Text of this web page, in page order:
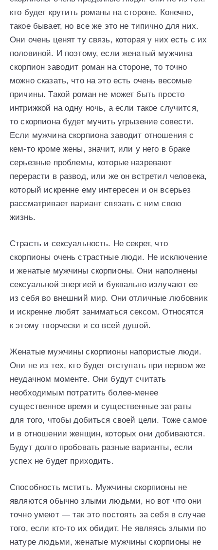
кто будет крутить романы на стороне. Конечно,
такое бывает, но все же это не типично для них.
Они очень ценят ту связь, которая у них есть с их
половиной. И поэтому, если женатый мужчина
скорпион заводит роман на стороне, то точно
можно сказать, что на это есть очень весомые
причины. Такой роман не может быть просто
интрижкой на одну ночь, а если такое случится,
то скорпиона будет мучить угрызение совести.
Если мужчина скорпиона заводит отношения с
кем-то кроме жены, значит, или у него в браке
серьезные проблемы, которые назревают
перерасти в развод, или же он встретил человека,
который искренне ему интересен и он всерьез
рассматривает вариант связать с ним свою
жизнь.
Страсть и сексуальность. Не секрет, что
скорпионы очень страстные люди. Не исключение
и женатые мужчины скорпионы. Они наполнены
сексуальной энергией и буквально излучают ее
из себя во внешний мир. Они отличные любовник
и искренне любят заниматься сексом. Относятся
к этому творчески и со всей душой.
Женатые мужчины скорпионы напористые люди.
Они не из тех, кто будет отступать при первом же
неудачном моменте. Они будут считать
необходимым потратить более-менее
существенное время и существенные затраты
для того, чтобы добиться своей цели. Тоже самое
и в отношении женщин, которых они добиваются.
Будут долго пробовать разные варианты, если
успех не будет приходить.
Способность мстить. Мужчины скорпионы не
являются обычно злыми людьми, но вот что они
точно умеют — так это постоять за себя в случае
того, если кто-то их обидит. Не являясь злыми по
натуре людьми, женатые мужчины скорпионы не